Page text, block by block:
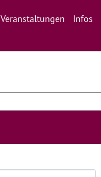
Veranstaltungen Infos